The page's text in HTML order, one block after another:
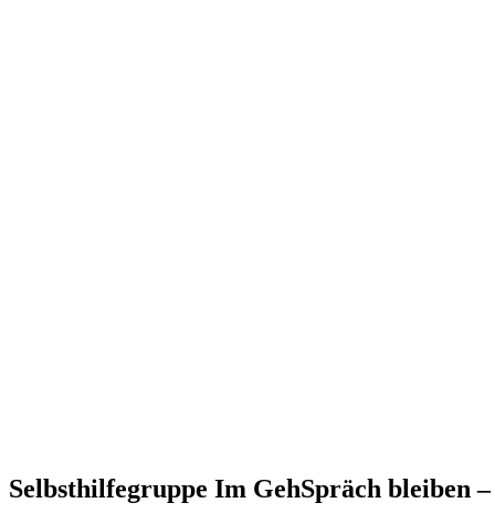
Selbsthilfegruppe Im GehSpräch bleiben